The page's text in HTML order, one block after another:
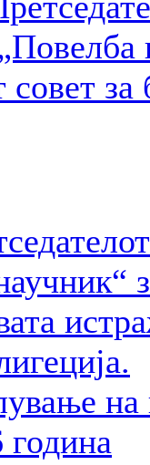
на
година